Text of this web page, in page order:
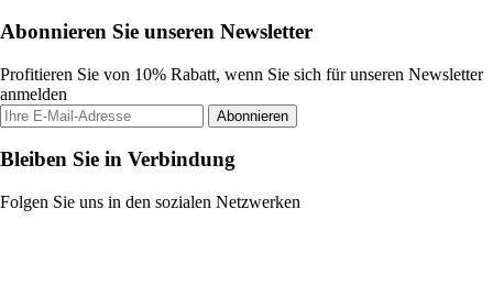
Abonnieren Sie unseren Newsletter
Profitieren Sie von 10% Rabatt, wenn Sie sich für unseren Newsletter
anmelden
Abonnieren
Bleiben Sie in Verbindung
Folgen Sie uns in den sozialen Netzwerken